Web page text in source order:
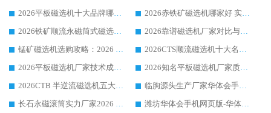
2026平板磁选机十大品牌哪家好?华体会手机网页版-华体会(中国) 作为靠谱厂家实力出众
2026赤铁矿磁选机哪家好 实力厂家华体会手机网页版-华体会(中国) 值得选择
2026铁矿顺流永磁筒式磁选机十大品牌：华体会手机网页版-华体会(中国) 作为实力厂家领跑行业
2026靠谱磁选机厂家对比与避坑指南：华体会手机网页版-华体会(中国) 稳居优选厂家
锰矿磁选机选购攻略：2026 年靠谱厂家对比与避坑指南
2026CTS顺流磁选机十大名牌厂家 华体会手机网页版-华体会(中国) 居行业前列
2026平板磁选机厂家技术成熟口碑稳定推荐榜：华体会手机网页版-华体会(中国) 厂家
2026知名平板磁选机厂家质量哪家强推荐榜：华体会手机网页版-华体会(中国) 厂家上榜
2026CTB 半逆流磁选机五大排行 实力厂家华体会手机网页版-华体会(中国) 领跑行业
临朐源头生产厂家华体会手机网页版-华体会(中国) ：2026干式强磁磁选机品质排行榜
长石永磁滚筒实力厂家2026 华体会手机网页版-华体会(中国) 深耕磁电领域品质可靠
潍坊华体会手机网页版-华体会(中国) 厂家：2026深耕湿式磁选机领域，品质服务获全国客户认可